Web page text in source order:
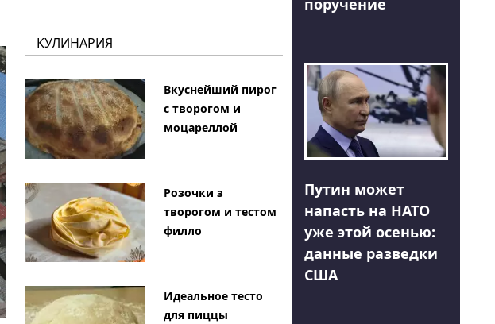
КУЛИНАРИЯ
Вкуснейший пирог
с творогом и
моцареллой
Розочки з
творогом и тестом
филло
Идеальное тесто
для пиццы
Путин может
напасть на НАТО
уже этой осенью:
данные разведки
США